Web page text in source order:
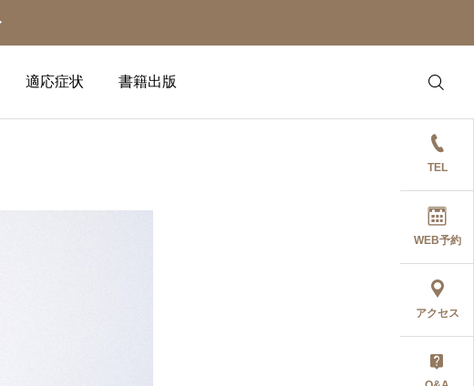
適応症状 書籍出版
TEL
WEB予約
アクセス